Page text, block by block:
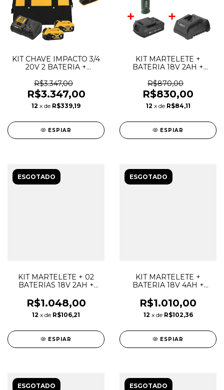
KIT CHAVE IMPACTO 3/4
20V 2 BATERIA +
DEWALT
R$3.347,00
R$3.347,00
12 x de R$339,19
ESPIAR
KIT MARTELETE +
BATERIA 18V 2AH +
R$870,00
R$830,00
12 x de R$84,11
ESPIAR
ESGOTADO
KIT MARTELETE + 02
BATERIAS 18V 2AH +
R$1.048,00
12 x de R$106,21
ESPIAR
ESGOTADO
KIT MARTELETE +
BATERIA 18V 4AH +
R$1.010,00
12 x de R$102,36
ESPIAR
ESGOTADO ESGOTADO